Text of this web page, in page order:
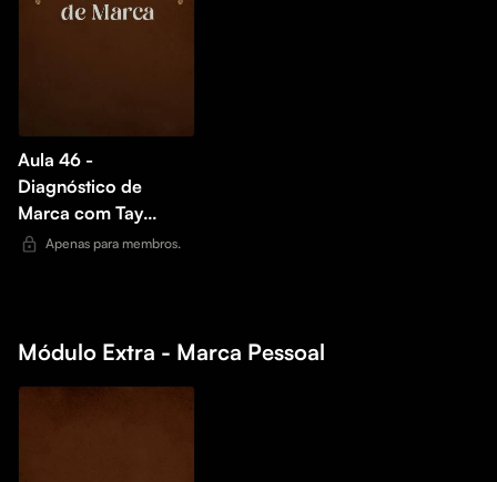
Aula 46 -
Diagnóstico de
Marca com Tay
Dantas (ao Vivo)
Apenas para membros.
Módulo Extra - Marca Pessoal